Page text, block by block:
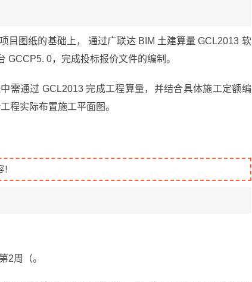
目图纸的基础上， 通过广联达 BIM 土建算量 GCL2013 软
GCCP5. 0，完成投标报价文件的编制。
需通过 GCL2013 完成工程算量，并结合具体施工定额编
程实际布置施工平面图。
2周（。